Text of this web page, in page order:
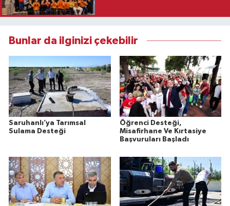
Bunlar da ilginizi çekebilir
Saruhanlı’ya Tarımsal
Sulama Desteği
Öğrenci Desteği,
Misafirhane Ve Kırtasiye
Başvuruları Başladı